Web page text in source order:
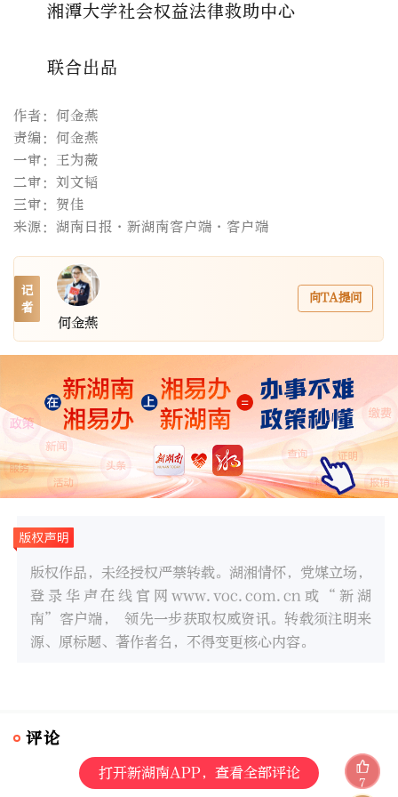
湘潭大学社会权益法律救助中心
联合出品
作者：何金燕
责编：何金燕
一审：王为薇
二审：刘文韬
三审：贺佳
来源：湖南日报·新湖南客户端·客户端
记
者
何金燕
向TA提问
版权作品，未经授权严禁转载。湖湘情怀，党媒立场，
登录华声在线官网www.voc.com.cn或“新湖
南”客户端， 领先一步获取权威资讯。转载须注明来
源、原标题、著作者名，不得变更核心内容。
评论
打开新湖南APP，查看全部评论
7